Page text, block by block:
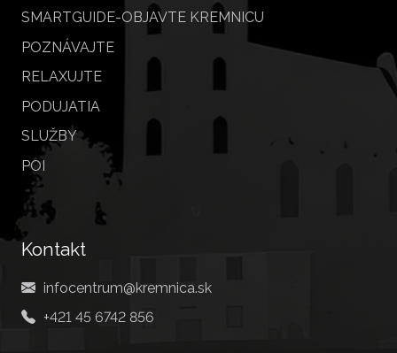
SMARTGUIDE-OBJAVTE KREMNICU
POZNÁVAJTE
RELAXUJTE
PODUJATIA
SLUŽBY
POI
Kontakt
infocentrum@kremnica.sk
+421 45 6742 856